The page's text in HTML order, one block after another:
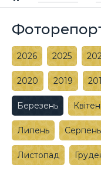
2026 2025
2020 2019
Березень
Липень Серпень
Листопад